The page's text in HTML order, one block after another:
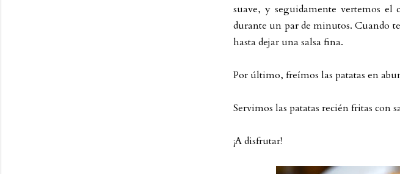
suave, y seguidamente vertemos el
durante un par de minutos. Cuando
hasta dejar una salsa fina.
Por último, freímos las patatas en
Servimos las patatas recién fritas con
¡A disfrutar!